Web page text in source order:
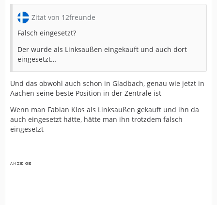
Zitat von 12freunde
Falsch eingesetzt?
Der wurde als Linksaußen eingekauft und auch dort
eingesetzt…
Und das obwohl auch schon in Gladbach, genau wie jetzt in
Aachen seine beste Position in der Zentrale ist
Wenn man Fabian Klos als Linksaußen gekauft und ihn da
auch eingesetzt hätte, hätte man ihn trotzdem falsch
eingesetzt